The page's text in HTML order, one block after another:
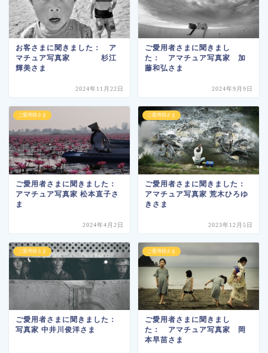
お客さまに聞きました： ア
マチュア写真家 杉江
輝美さま
2024年11月22日
ご愛用者さまに聞きまし
た： アマチュア写真家 加
藤和弘さま
2024年9月9日
ご愛用様さま
ご愛用者さまに聞きました：
アマチュア写真家 松本直子さ
ま
2024年4月2日
ご愛用様さま
ご愛用者さまに聞きました：
アマチュア写真家 荒木ひろゆ
きさま
2023年12月5日
ご愛用様さま
ご愛用者さまに聞きました：
写真家 中井川俊洋さま
ご愛用様さま
ご愛用者さまに聞きまし
た： アマチュア写真家 岡
本早苗さま